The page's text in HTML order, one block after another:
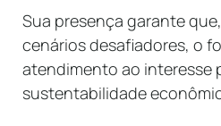
Sua presença garante
cenários desafiadores, o
atendimento ao interesse
sustentabilidade